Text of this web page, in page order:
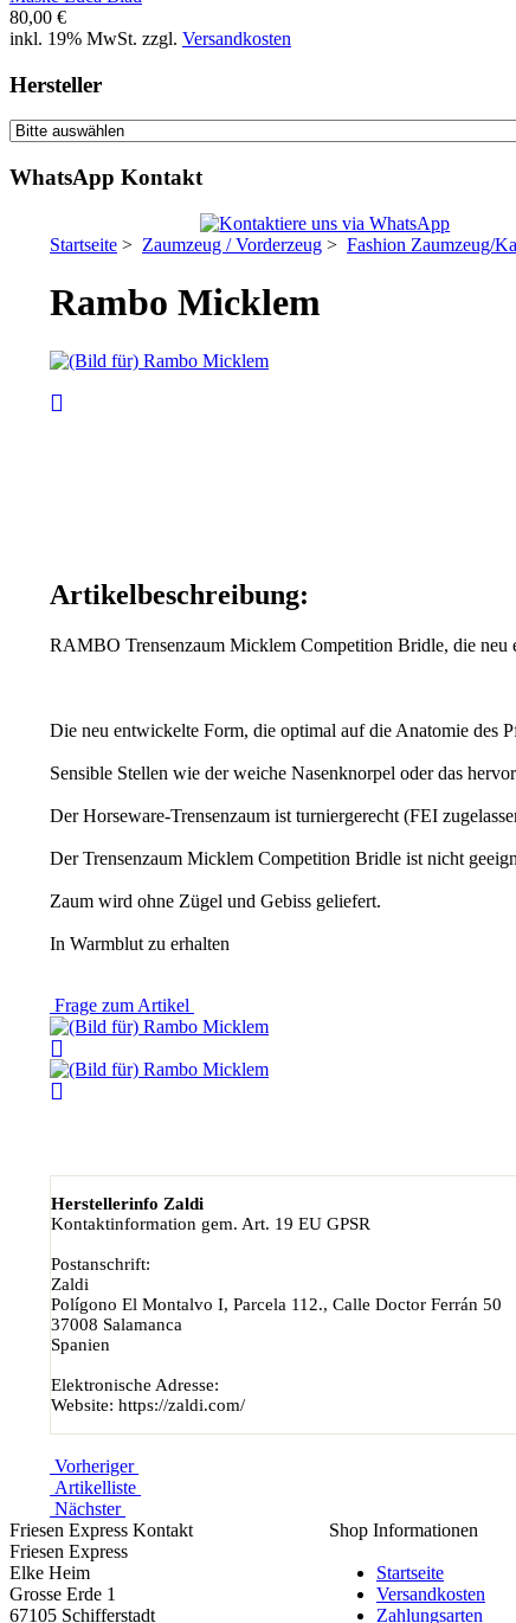
80,00 €
inkl. 19% MwSt. zzgl. Versandkosten
Hersteller
WhatsApp Kontakt
Startseite > Zaumzeug / Vorderzeug >Fashion Zaumzeug/
Rambo Micklem
Artikelbeschreibung:
RAMBO Trensenzaum Micklem Competition Bridle, die neu
Die neu entwickelte Form, die optimal auf die Anatomie des
Sensible Stellen wie der weiche Nasenknorpel oder das
Der Horseware-Trensenzaum ist turniergerecht (FEI
Der Trensenzaum Micklem Competition Bridle ist nicht
Zaum wird ohne Zügel und Gebiss geliefert.
In Warmblut zu erhalten
Frage zum Artikel
Herstellerinfo Zaldi
Kontaktinformation gem. Art. 19 EU GPSR
Postanschrift:
Zaldi
Polígono El Montalvo I, Parcela 112., Calle Doctor Ferrán 50
37008 Salamanca
Spanien
Elektronische Adresse:
Website: https://zaldi.com/
Vorheriger
Artikelliste
Nächster
Friesen Express Kontakt
Shop Informationen
Friesen Express
Elke Heim
Grosse Erde 1
67105 Schifferstadt
Startseite
Versandkosten
Zahlungsarten